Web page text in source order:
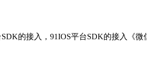
的接入，91IOS平台SDK的接入《